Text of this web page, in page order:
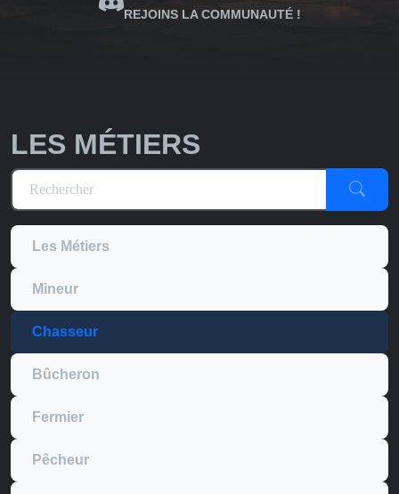
REJOINS LA COMMUNAUTÉ !
LES MÉTIERS
Rechercher
Les Métiers
Mineur
Chasseur
Bûcheron
Fermier
Pêcheur